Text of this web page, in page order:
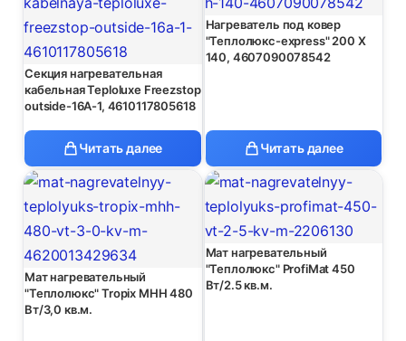
Секция нагревательная
кабельная Teploluxe Freezstop
outside-16А-1, 4610117805618
Читать далее
Нагреватель под ковер
"Теплолюкс-express" 200 Х
140, 4607090078542
Читать далее
Мат нагревательный
"Теплолюкс" Tropix MHH 480
Вт/3,0 кв.м.
Мат нагревательный
"Теплолюкс" ProfiMat 450
Вт/2.5 кв.м.